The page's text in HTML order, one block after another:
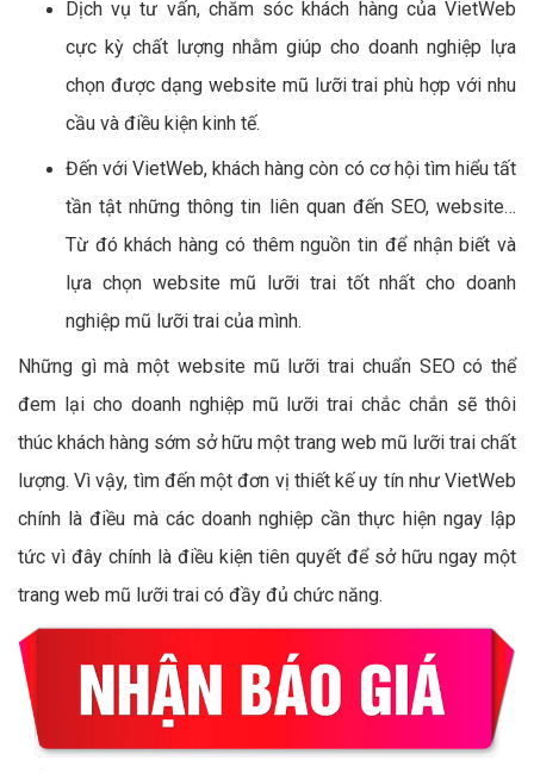
Dịch vụ tư vấn, chăm sóc khách hàng của VietWeb
cực kỳ chất lượng nhằm giúp cho doanh nghiệp lựa
chọn được dạng website mũ lưỡi trai phù hợp với nhu
cầu và điều kiện kinh tế.
Đến với VietWeb, khách hàng còn có cơ hội tìm hiểu tất
tần tật những thông tin liên quan đến SEO, website…
Từ đó khách hàng có thêm nguồn tin để nhận biết và
lựa chọn website mũ lưỡi trai tốt nhất cho doanh
nghiệp mũ lưỡi trai của mình.
Những gì mà một website mũ lưỡi trai chuẩn SEO có thể
đem lại cho doanh nghiệp mũ lưỡi trai chắc chắn sẽ thôi
thúc khách hàng sớm sở hữu một trang web mũ lưỡi trai chất
lượng. Vì vậy, tìm đến một đơn vị thiết kế uy tín như VietWeb
chính là điều mà các doanh nghiệp cần thực hiện ngay lập
tức vì đây chính là điều kiện tiên quyết để sở hữu ngay một
trang web mũ lưỡi trai có đầy đủ chức năng.